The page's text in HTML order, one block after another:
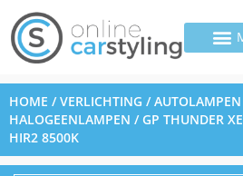
HOME /VERLICHTING /AUTOLAMPEN
HALOGEENLAMPEN / GP THUNDER
HIR2 8500K